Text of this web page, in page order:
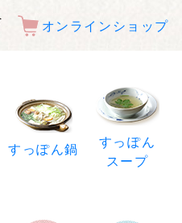
オンラインショップ
すっぽん鍋
すっぽん
スープ